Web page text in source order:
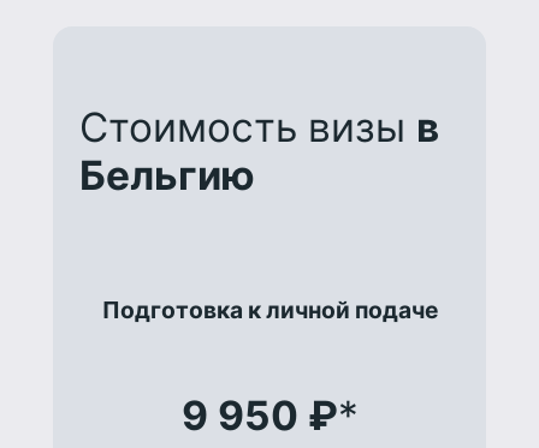
Стоимость визы в
Бельгию
Подготовка к личной подаче
9 950 ₽*